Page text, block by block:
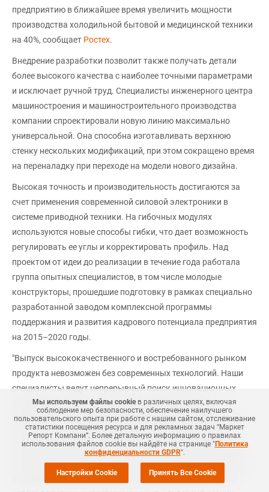
предприятию в ближайшее время увеличить мощности
производства холодильной бытовой и медицинской техники
на 40%, сообщает Ростех.
Внедрение разработки позволит также получать детали
более высокого качества с наиболее точными параметрами
и исключает ручной труд. Специалисты инженерного центра
машиностроения и машиностроительного производства
компании спроектировали новую линию максимально
универсальной. Она способна изготавливать верхнюю
стенку нескольких модификаций, при этом сокращено время
на переналадку при переходе на модели нового дизайна.
Высокая точность и производительность достигаются за
счет применения современной силовой электроники в
системе приводной техники. На гибочных модулях
используются новые способы гибки, что дает возможность
регулировать ее углы и корректировать профиль. Над
проектом от идеи до реализации в течение года работала
группа опытных специалистов, в том числе молодые
конструкторы, прошедшие подготовку в рамках специально
разработанной заводом комплексной программы
поддержания и развития кадрового потенциала предприятия
на 2015–2020 годы.
"Выпуск высококачественного и востребованного рынком
продукта невозможен без современных технологий. Наши
специалисты ведут непрерывный поиск инновационных
решений, реализуя программу последовательного
технического перевооружения производства предприятия.
Разработка собственных автоматизированных линий —
прямое подтверждение амбициозной стратегии компании,
направленной на выпуск высококонкурентной продукции и
поддержку молодых инженерных кадров. В этом — залог
Мы используем файлы cookieв различных целях, включая
соблюдение мер безопасности, обеспечение наилучшего
пользовательского опыта при работе с нашим сайтом, отслеживание
статистики посещения ресурса и для рекламных задач “Маркет
Репорт Компани”. Более детальную информацию о правилах
использования файлов cookie вы найдёте на странице "Политика
конфиденциальности GDPR".
Настройки Cookie Принять Все Cookie